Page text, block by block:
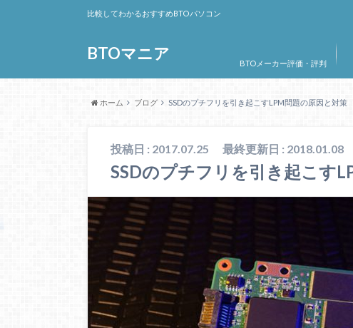
BTOマニア
比較してわかるおすすめBTOパソコン
BTOメーカー評価・評判
ホーム ブログ SSDのプチフリを引き起こすLPM問題の原因と対策
投稿日 : 2017.07.25 最終更新日 : 2018.01.08
SSDのプチフリを引き起こす